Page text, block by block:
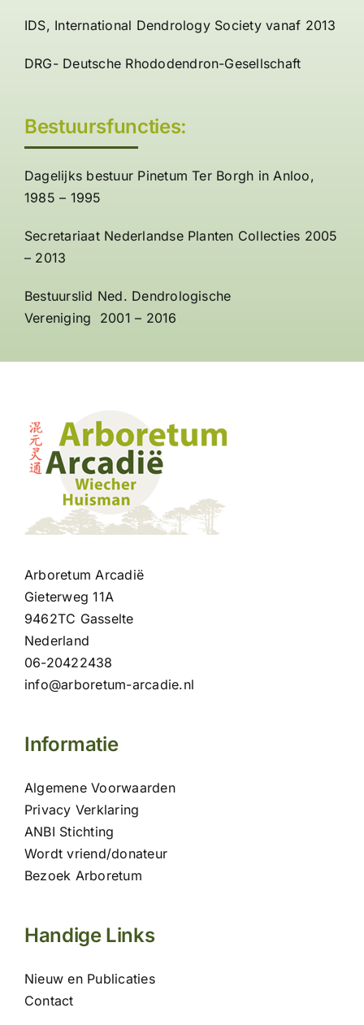
IDS, International Dendrology Societyvanaf 2013
DRG- Deutsche Rhododendron-Gesellschaft
Bestuursfuncties:
Dagelijks bestuur Pinetum Ter Borgh in Anloo,
1985 – 1995
Secretariaat Nederlandse Planten Collecties 2005
– 2013
Bestuurslid Ned. Dendrologische
Vereniging
2001 – 2016
Arboretum Arcadië
Gieterweg 11A
9462TC Gasselte
Nederland
06-20422438
info@arboretum-arcadie.nl
Informatie
Algemene Voorwaarden
Privacy Verklaring
ANBI Stichting
Wordt vriend/donateur
Bezoek Arboretum
Handige Links
Nieuw en Publicaties
Contact